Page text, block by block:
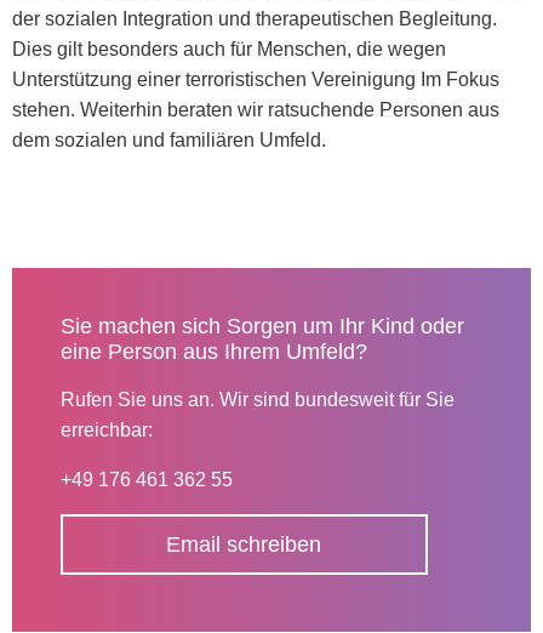
der sozialen Integration und therapeutischen Begleitung.
Dies gilt besonders auch für Menschen, die wegen
Unterstützung einer terroristischen Vereinigung Im Fokus
stehen. Weiterhin beraten wir ratsuchende Personen aus
dem sozialen und familiären Umfeld.
Sie machen sich Sorgen um Ihr Kind oder
eine Person aus Ihrem Umfeld?
Rufen Sie uns an. Wir sind bundesweit für Sie
erreichbar:
+49 176 461 362 55
Email schreiben